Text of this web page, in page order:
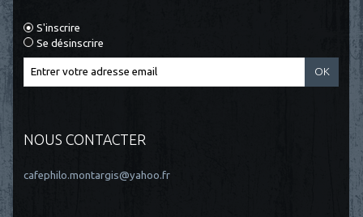
S'inscrire
Se désinscrire
NOUS CONTACTER
cafephilo.montargis@yahoo.fr